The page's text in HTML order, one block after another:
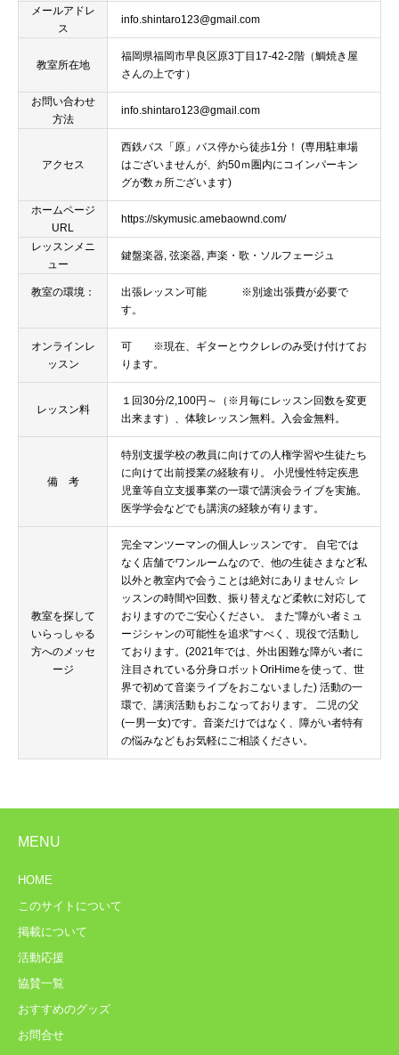
メールアドレ
ス
info.shintaro123@gmail.com
教室所在地
福岡県福岡市早良区原3丁目17-42-2階（鯛焼き屋
さんの上です）
お問い合わせ
方法
info.shintaro123@gmail.com
アクセス
西鉄バス「原」バス停から徒歩1分！ (専用駐車場
はございませんが、約50ｍ圏内にコインパーキン
グが数ヵ所ございます)
ホームページ
URL
https://skymusic.amebaownd.com/
レッスンメニ
ュー
鍵盤楽器, 弦楽器, 声楽・歌・ソルフェージュ
教室の環境：
出張レッスン可能 ※別途出張費が必要で
す。
オンラインレ
ッスン
可 ※現在、ギターとウクレレのみ受け付けてお
ります。
レッスン料
１回30分/2,100円～（※月毎にレッスン回数を変更
出来ます）、体験レッスン無料。入会金無料。
備 考
特別支援学校の教員に向けての人権学習や生徒たち
に向けて出前授業の経験有り。 小児慢性特定疾患
児童等自立支援事業の一環で講演会ライブを実施。
医学学会などでも講演の経験が有ります。
教室を探して
いらっしゃる
方へのメッセ
ージ
完全マンツーマンの個人レッスンです。 自宅では
なく店舗でワンルームなので、他の生徒さまなど私
以外と教室内で会うことは絶対にありません☆ レ
ッスンの時間や回数、振り替えなど柔軟に対応して
おりますのでご安心ください。 また“障がい者ミュ
ージシャンの可能性を追求”すべく、現役で活動し
ております。(2021年では、外出困難な障がい者に
注目されている分身ロボットOriHimeを使って、世
界で初めて音楽ライブをおこないました) 活動の一
環で、講演活動もおこなっております。 二児の父
(一男一女)です。音楽だけではなく、障がい者特有
の悩みなどもお気軽にご相談ください。
MENU
HOME
このサイトについて
掲載について
活動応援
協賛一覧
おすすめのグッズ
お問合せ